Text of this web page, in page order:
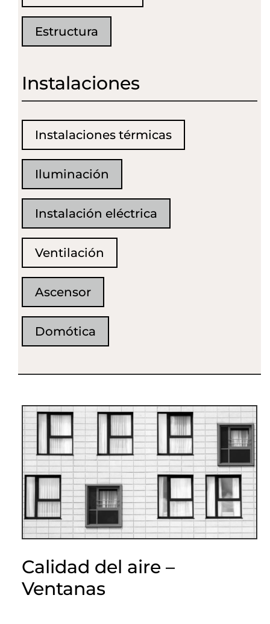
Estructura
Instalaciones
Instalaciones térmicas
Iluminación
Instalación eléctrica
Ventilación
Ascensor
Domótica
Calidad del aire –
Ventanas